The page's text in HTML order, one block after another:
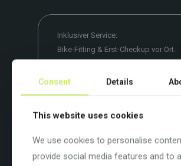
Crb
2
56
Menge
Inklusiver Service:
Bike-Fitting & Erst-Checkup vor Ort.
Beschreibung Zusätzliche
Road Reimagined
Consent Details
This website uses cookies
We use cookies to personalise
provide social media features and to